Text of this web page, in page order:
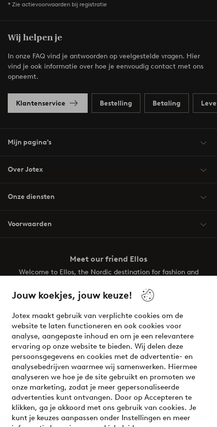
Jouw koekjes, jouw keuze!
Jotex maakt gebruik van verplichte cookies om de
website te laten functioneren en ook cookies voor
analyse, aangepaste inhoud en om je een relevantere
ervaring op onze website te bieden. Wij delen deze
persoonsgegevens en cookies met de advertentie- en
analysebedrijven waarmee wij samenwerken. Hiermee
analyseren we hoe je de site gebruikt en promoten we
onze marketing, zodat je meer gepersonaliseerde
advertenties kunt ontvangen. Door op Accepteren te
klikken, ga je akkoord met ons gebruik van cookies. Je
kunt je keuzes aanpassen onder Instellingen en meer
* Zie actievoorwaarden bij registratie
Wij helpen je
In onze FAQ vind je antwoorden op veelgestelde vragen. Hier
vind je ook informatie over hoe je eenvoudig contact met ons
opneemt.
Klantenservice Bestelling Betaling
Mijn pagina's
Over Jotex
Onze diensten
Voorwaarden
Meet our friend Ellos
Welcome to Ellos, the Nordic destination for fashion and
your wardrobe. Your next inspiring look is here!
Veilig betalen - Nu betalen of opsplitsen
Wil je meer weten over onze betaalopties?